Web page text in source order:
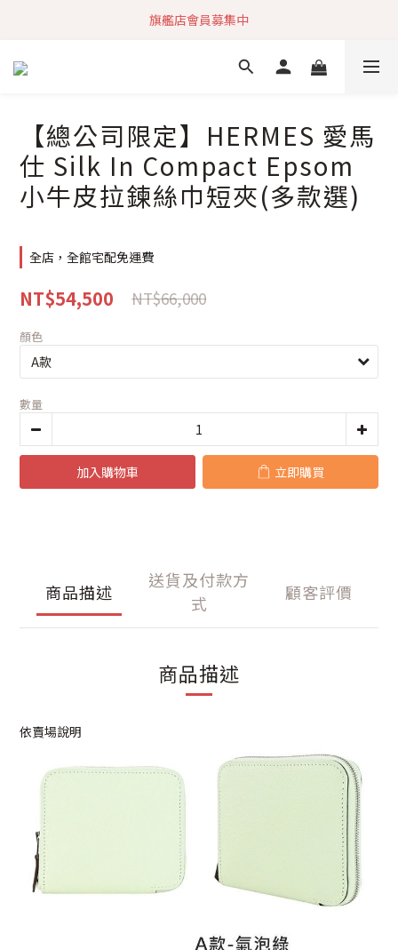
加入社群 獲取最新商品資訊
旗艦店會員募集中
快速到貨 最新商品 回饋點數無上限
【總公司限定】HERMES 愛馬
仕 Silk In Compact Epsom
小牛皮拉鍊絲巾短夾(多款選)
全店，全館宅配免運費
NT$54,500 NT$66,000
顏色
數量
加入購物車 立即購買
商品描述
送貨及付款方
式
顧客評價
商品描述
依賣場說明